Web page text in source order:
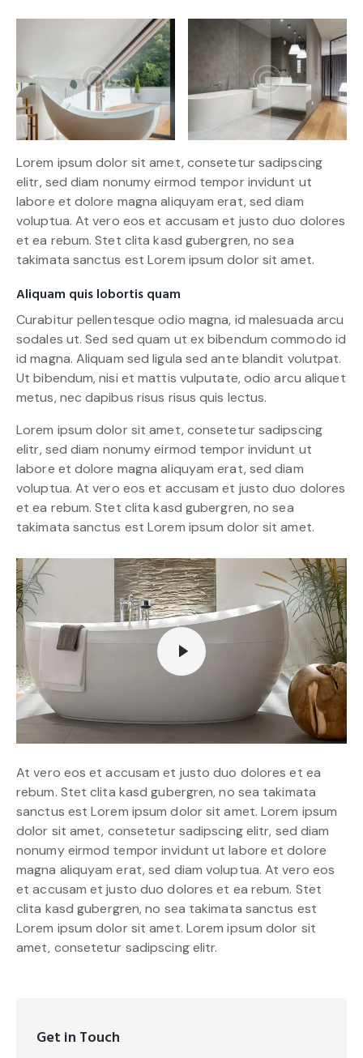
Lorem ipsum dolor sit amet, consetetur sadipscing
elitr, sed diam nonumy eirmod tempor invidunt ut
labore et dolore magna aliquyam erat, sed diam
voluptua. At vero eos et accusam et justo duo dolores
et ea rebum. Stet clita kasd gubergren, no sea
takimata sanctus est Lorem ipsum dolor sit amet.
Aliquam quis lobortis quam
Curabitur pellentesque odio magna, id malesuada arcu
sodales ut. Sed sed quam ut ex bibendum commodo id
id magna. Aliquam sed ligula sed ante blandit volutpat.
Ut bibendum, nisi et mattis vulputate, odio arcu aliquet
metus, nec dapibus risus risus quis lectus.
Lorem ipsum dolor sit amet, consetetur sadipscing
elitr, sed diam nonumy eirmod tempor invidunt ut
labore et dolore magna aliquyam erat, sed diam
voluptua. At vero eos et accusam et justo duo dolores
et ea rebum. Stet clita kasd gubergren, no sea
takimata sanctus est Lorem ipsum dolor sit amet.
At vero eos et accusam et justo duo dolores et ea
rebum. Stet clita kasd gubergren, no sea takimata
sanctus est Lorem ipsum dolor sit amet. Lorem ipsum
dolor sit amet, consetetur sadipscing elitr, sed diam
nonumy eirmod tempor invidunt ut labore et dolore
magna aliquyam erat, sed diam voluptua. At vero eos
et accusam et justo duo dolores et ea rebum. Stet
clita kasd gubergren, no sea takimata sanctus est
Lorem ipsum dolor sit amet. Lorem ipsum dolor sit
amet, consetetur sadipscing elitr.
Get in Touch